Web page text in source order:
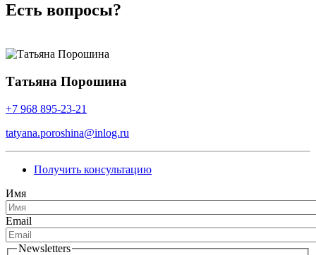
Есть вопросы?
Татьяна Порошина
+7 968 895-23-21
tatyana.poroshina@inlog.ru
Получить консультацию
Имя
Email
Newsletters